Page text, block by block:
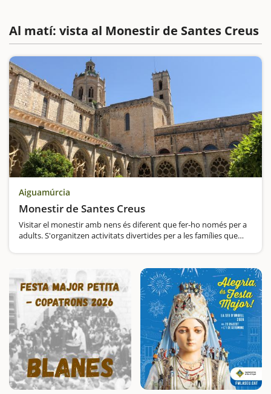
Al matí: vista al Monestir de Santes Creus
Aiguamúrcia
Monestir de Santes Creus
Visitar el monestir amb nens és diferent que fer-ho només per a
adults. S'organitzen activitats divertides per a les famílies que